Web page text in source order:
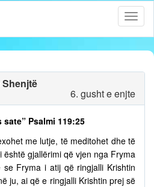
Shenjtë
6. gusht e enjte
Psalmi 119:25
me lutje, të meditohet dhe të
është gjallërimi që vjen nga Fryma
se Fryma i atij që ringjalli Krishtin
ju, ai që e ringjalli Krishtin prej së